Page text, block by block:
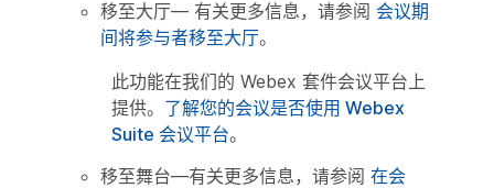
移至大厅— 有关更多信息，请参阅 会议期
间将参与者移至大厅。
此功能在我们的 Webex 套件会议平台上
提供。 了解您的会议是否使用 Webex
Suite 会议平台。
移至舞台—有关更多信息，请参阅 在会